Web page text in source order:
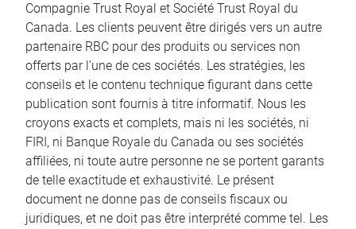
Compagnie Trust Royal et Société Trust Royal du
Canada. Les clients peuvent être dirigés vers un autre
partenaire RBC pour des produits ou services non
offerts par l’une de ces sociétés. Les stratégies, les
conseils et le contenu technique figurant dans cette
publication sont fournis à titre informatif. Nous les
croyons exacts et complets, mais ni les sociétés, ni
FIRI, ni Banque Royale du Canada ou ses sociétés
affiliées, ni toute autre personne ne se portent garants
de telle exactitude et exhaustivité. Le présent
document ne donne pas de conseils fiscaux ou
juridiques, et ne doit pas être interprété comme tel. Les